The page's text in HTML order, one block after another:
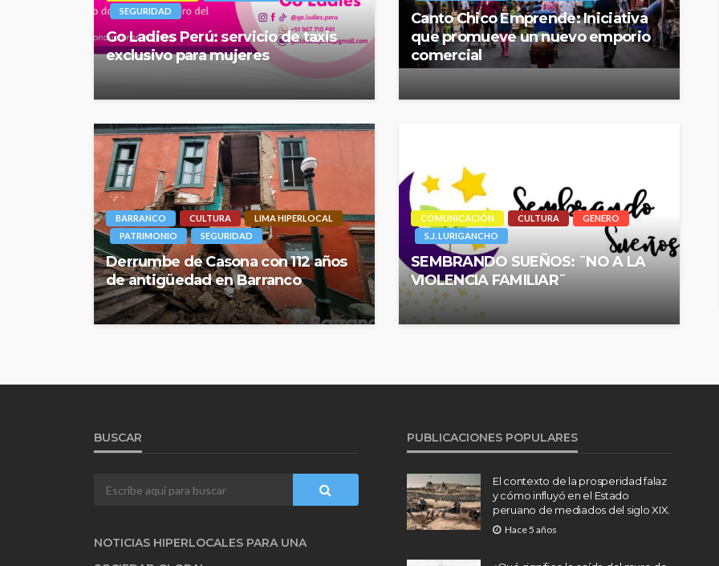
SEGURIDAD
Go Ladies Perú: servicio de taxis
exclusivo para mujeres
Canto Chico Emprende: Iniciativa
que promueve un nuevo emporio
comercial
BARRANCO CULTURA
LIMA HIPERLOCAL
PATRIMONIO
SEGURIDAD
Derrumbe de Casona con 112 años
de antigüedad en Barranco
COMUNICACIÓN CULTURA
GENERO
S.J. LURIGANCHO
SEMBRANDO SUEÑOS: ¨NO A LA
VIOLENCIA FAMILIAR¨
BUSCAR
NOTICIAS HIPERLOCALES PARA UNA
PUBLICACIONES POPULARES
El contexto de la prosperidad falaz
y cómo influyó en el Estado
peruano de mediados del siglo XIX.
Hace 5 años